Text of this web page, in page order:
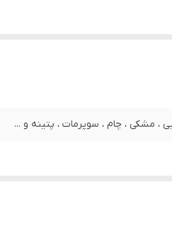
مشکی ، چام ، سوپرمات ، پتینه و ...